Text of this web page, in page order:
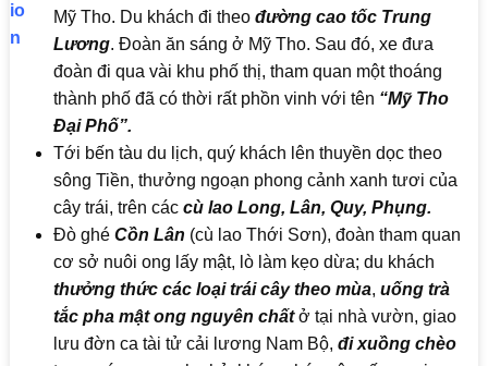
Mỹ Tho. Du khách đi theo đường cao tốc Trung
Lương. Đoàn ăn sáng ở Mỹ Tho. Sau đó, xe đưa
đoàn đi qua vài khu phố thị, tham quan một thoáng
thành phố đã có thời rất phồn vinh với tên “Mỹ Tho
Đại Phố”.
Tới bến tàu du lịch, quý khách lên thuyền dọc theo
sông Tiền, thưởng ngoạn phong cảnh xanh tươi của
cây trái, trên các cù lao Long, Lân, Quy, Phụng.
Đò ghé Cồn Lân (cù lao Thới Sơn), đoàn tham quan
cơ sở nuôi ong lấy mật, lò làm kẹo dừa; du khách
thưởng thức các loại trái cây theo mùa, uống trà
tắc pha mật ong nguyên chấtở tại nhà vườn, giao
lưu đờn ca tài tử cải lương Nam Bộ, đi xuồng chèo